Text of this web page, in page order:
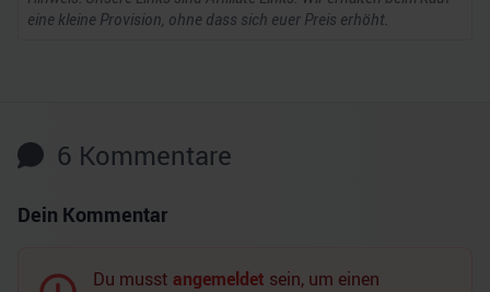
eine kleine Provision, ohne dass sich euer Preis erhöht.
6 Kommentare
Dein Kommentar
Du musst angemeldet sein, um einen